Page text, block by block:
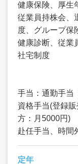
健康保険、厚生
従業員持株会、
度、グループ保
健康診断、従業
社宅制度
手当：通勤手当
資格手当(登録
方：月5000円)
赴任手当、時間
定年